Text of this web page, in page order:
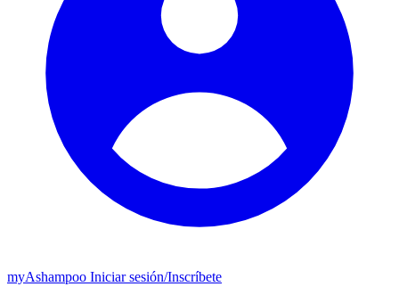
myAshampoo Iniciar sesión/Inscríbete